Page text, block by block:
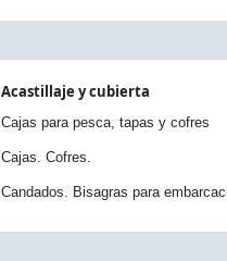
Acastillaje y cubierta
Cajas para pesca, tapas y cofres
Cajas. Cofres.
Candados. Bisagras para